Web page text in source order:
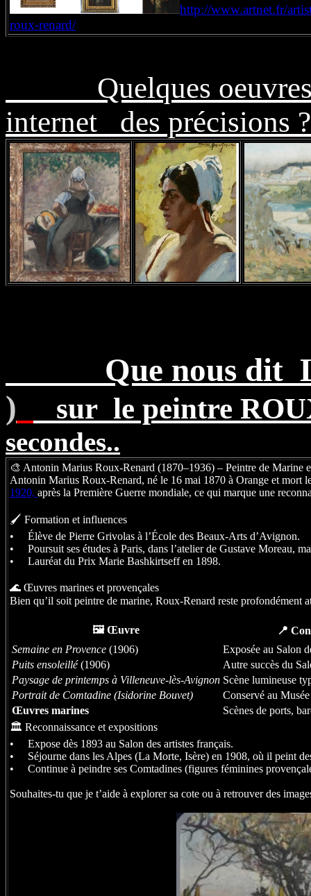
http://www.artnet.fr/
roux-renard/
Quelques oeuvres
internet des précisions
Que nous dit
)
sur le peintre
secondes..
🎨 Antonin Marius Roux-Renard (1870–1936) – Peintre de Marine
Antonin Marius Roux-Renard, né le 16 mai 1870 à Orange et mort
1920, après la Première Guerre mondiale, ce qui marque une
🖌️ Formation et influences
• Élève de Pierre Grivolas à l’École des Beaux-Arts d’Avignon.
• Poursuit ses études à Paris, dans l’atelier de Gustave Moreau,
• Lauréat du Prix Marie Bashkirtseff en 1898.
🌊 Œuvres marines et provençales
Bien qu’il soit peintre de marine, Roux-Renard reste profondément
🖼️ Œuvre
📍
Semaine en Provence (1906)
Exposée au Salon
Puits ensoleillé(1906)
Autre succès du
Paysage de printemps à Villeneuve-lès-Avignon Scène lumineuse
Portrait de Comtadine (Isidorine Bouvet)
Conservé au
Œuvres marines
Scènes de ports,
🏛️ Reconnaissance et expositions
• Expose dès 1893 au Salon des artistes français.
• Séjourne dans les Alpes (La Morte, Isère) en 1908, où il peint
• Continue à peindre ses Comtadines (figures féminines
Souhaites-tu que je t’aide à explorer sa cote ou à retrouver des